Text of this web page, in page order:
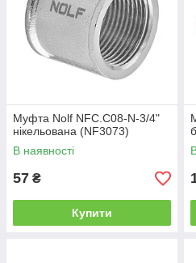
Муфта Nolf NFC.C08-N-3/4"
нікельована (NF3073)
В наявності
57 ₴
Купити